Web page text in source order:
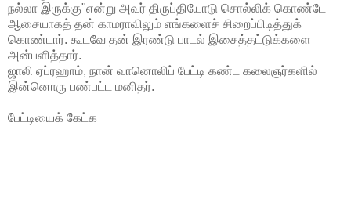
நல்லா இருக்கு"என்று அவர் திருப்தியோடு சொல்லிக் கொண்டே
ஆசையாகத் தன் காமராவிலும் எங்களைச் சிறைப்பிடித்துக்
கொண்டார். கூடவே தன் இரண்டு பாடல் இசைத்தட்டுக்களை
அன்பளித்தார்.
ஜாலி ஏப்ரஹாம், நான் வானொலிப் பேட்டி கண்ட கலைஞர்களில்
இன்னொரு பண்பட்ட மனிதர்.
பேட்டியைக் கேட்க